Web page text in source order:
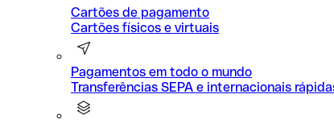
Cartões de pagamento
Cartões físicos e virtuais
Pagamentos em todo o mundo
Transferências SEPA e internacionais